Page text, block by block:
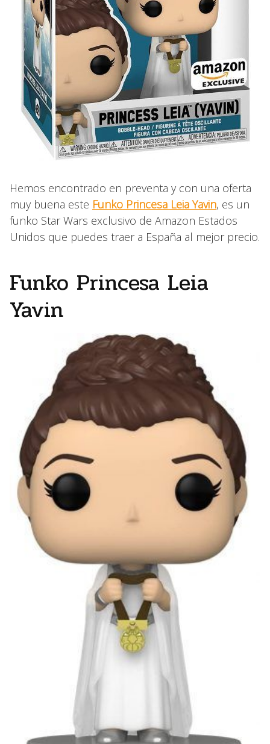
Hemos encontrado en preventa y con una oferta
muy buena este Funko Princesa Leia Yavin, es un
funko Star Wars exclusivo de Amazon Estados
Unidos que puedes traer a España al mejor precio.
Funko Princesa Leia
Yavin